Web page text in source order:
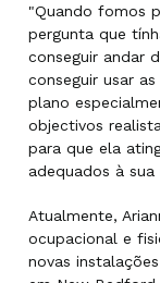
"Quando fomos
pergunta que
conseguir andar
conseguir usar
plano
objectivos
para que ela
adequados à sua
Atualmente,
ocupacional e
novas